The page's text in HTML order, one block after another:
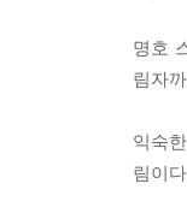
명호
림자
익숙
림이